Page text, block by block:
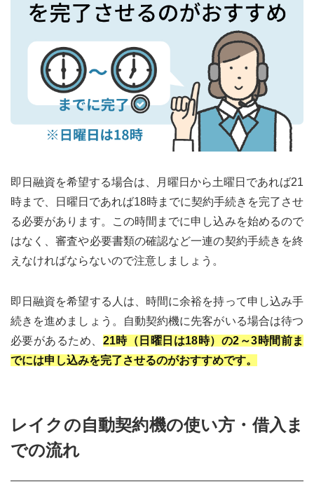
即日融資を希望する場合は、月曜日から土曜日であれば21
時まで、日曜日であれば18時までに契約手続きを完了させ
る必要があります。この時間までに申し込みを始めるので
はなく、審査や必要書類の確認など一連の契約手続きを終
えなければならないので注意しましょう。
即日融資を希望する人は、時間に余裕を持って申し込み手
続きを進めましょう。自動契約機に先客がいる場合は待つ
必要があるため、 21時（日曜日は18時）の2～3時間前ま
でには申し込みを完了させるのがおすすめです。
レイクの自動契約機の使い方・借入ま
での流れ